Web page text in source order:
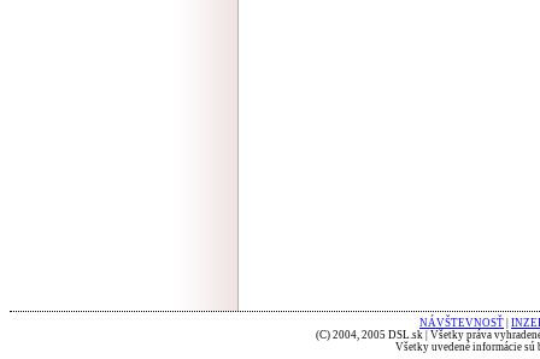
NÁVŠTEVNOSŤ
(C) 2004, 2005 DSL.sk | Všetky práva
Všetky uvedené informácie sú